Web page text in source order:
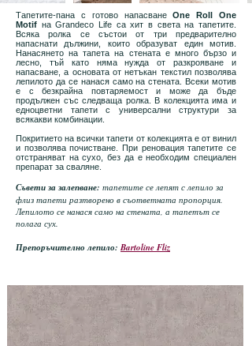
Тапетите-пана с готово напасванеOne Roll One
Motif на Grandeco Life са хит в света на тапетите.
Всяка ролка се състои от три предварително
напаснати дължини, които образуват един мотив.
Нанасянето на тапета на стената е много бързо и
лесно, тъй като няма нужда от разкрояване и
напасване, а основата от нетъкан текстил позволява
лепилото да се нанася само на стената. Всеки мотив
е с безкрайна повтаряемост и може да бъде
продължен със следваща ролка. В колекцията има и
едноцветни тапети с универсални структури за
всякакви комбинации.
Покритието на всички тапети от колекцията е от винил
и позволява почистване. При реновация тапетите се
отстраняват на сухо, без да е необходим специален
препарат за сваляне.
Съвети за залепване: тапетите се лепят с лепило за
флиз тапети разтворено в съответната пропорция.
Лепилото се нанася само на стената, а тапетът се
полага сух.
Препоръчително лепило: Bartoline Fliz